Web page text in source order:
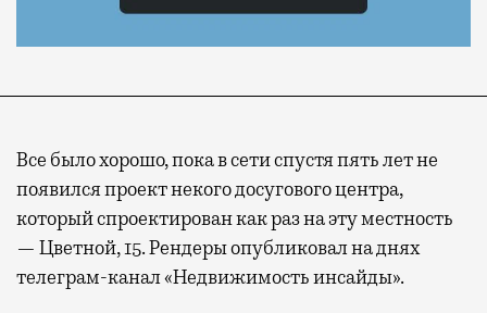
Все было хорошо, пока в сети спустя пять лет не
появился проект некого досугового центра,
который спроектирован как раз на эту местность
— Цветной, 15. Рендеры опубликовал на днях
телеграм-канал «Недвижимость инсайды».